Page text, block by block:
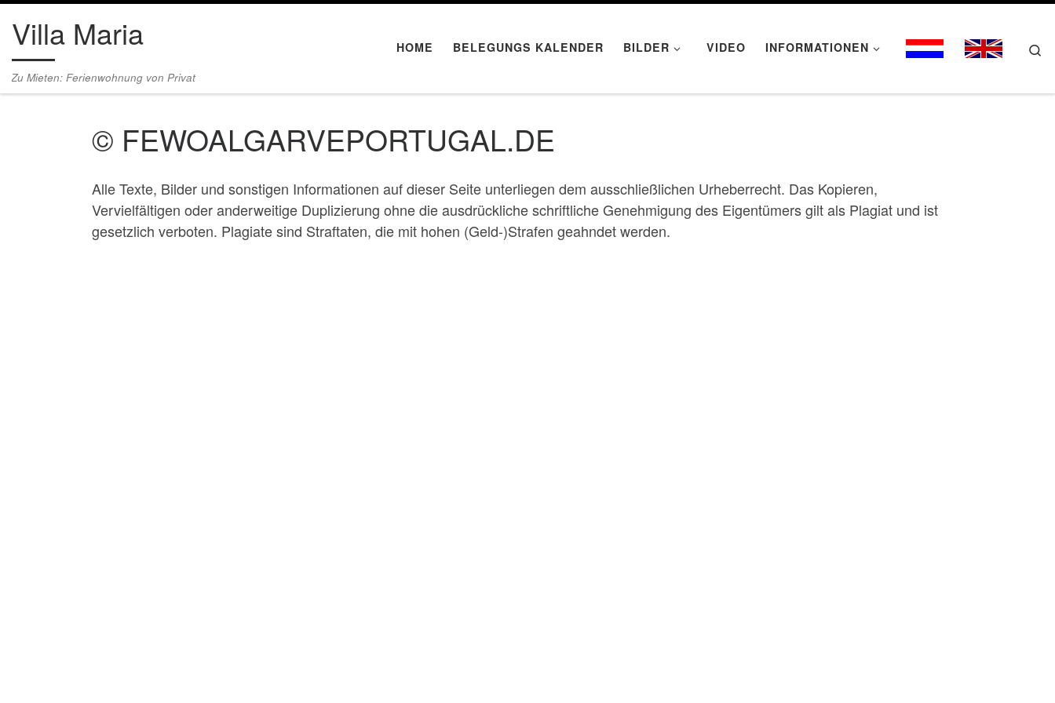
Zum Inhalt springen
Villa Maria
Zu Mieten: Ferienwohnung von Privat
HOME BELEGUNGS KALENDER BILDER VIDEO INFORMATIONEN
© FEWOALGARVEPORTUGAL.DE
Alle Texte, Bilder und sonstigen Informationen auf dieser Seite unterliegen dem ausschließlichen Urheberrecht. Das Kopieren,
Vervielfältigen oder anderweitige Duplizierung ohne die ausdrückliche schriftliche Genehmigung des Eigentümers gilt als Plagiat und ist
gesetzlich verboten. Plagiate sind Straftaten, die mit hohen (Geld-)Strafen geahndet werden.